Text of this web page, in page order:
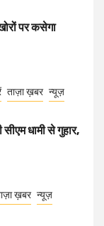
पर कसेगा
ताज़ा ख़बर न्यूज़
धामी से गुहार,
ख़बर न्यूज़